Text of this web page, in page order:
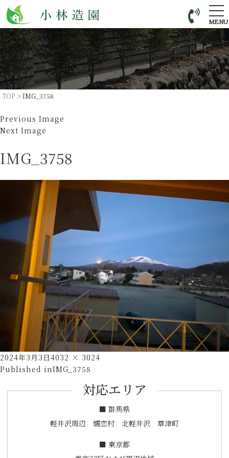
MENU
TOP >IMG_3758
Previous Image
Next Image
IMG_3758
Posted
on
2024年3月3日Full
size
4032 × 3024
投
Published inIMG_3758
対応エリア
■ 群馬県
軽井沢周辺 嬬恋村 北軽井沢 草津町
■ 東京都